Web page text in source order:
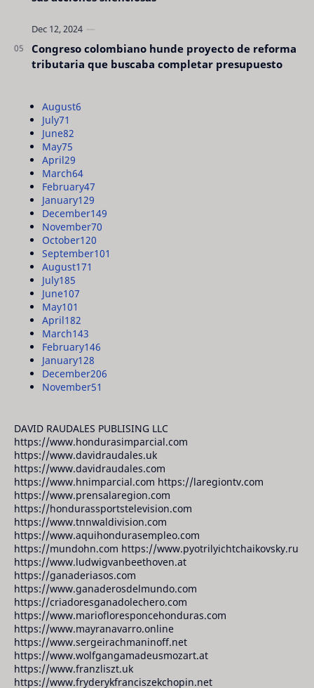
Congreso colombiano hunde proyecto de reforma
tributaria que buscaba completar presupuesto
August6
July71
June82
May75
April29
March64
February47
January129
December149
November70
October120
September101
August171
July185
June107
May101
April182
March143
February146
January128
December206
November51
DAVID RAUDALES PUBLISING LLC
https://www.hondurasimparcial.com
https://www.davidraudales.uk
https://www.davidraudales.com
https://www.hnimparcial.com https://laregiontv.com
https://www.prensalaregion.com
https://hondurassportstelevision.com
https://www.tnnwaldivision.com
https://www.aquihondurasempleo.com
https://mundohn.com https://www.pyotrilyichtchaikovsky.ru
https://www.ludwigvanbeethoven.at
https://ganaderiasos.com
https://www.ganaderosdelmundo.com
https://criadoresganadolechero.com
https://www.mariofloresponcehonduras.com
https://www.mayranavarro.online
https://www.sergeirachmaninoff.net
https://www.wolfgangamadeusmozart.at
https://www.franzliszt.uk
https://www.fryderykfranciszekchopin.net